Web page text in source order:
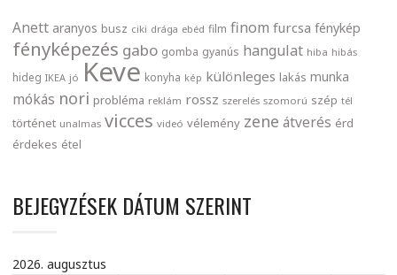
Anett aranyos busz ciki drága ebéd film finom furcsa fénykép
fényképezés gabo gomba gyanús hangulat hiba hibás
hideg IKEA jó Keve konyha kép különleges lakás munka
mókás nori probléma reklám rossz szerelés szomorú szép tél
történet unalmas vicces videó vélemény zene átverés érd
érdekes étel
BEJEGYZÉSEK DÁTUM SZERINT
2026. augusztus